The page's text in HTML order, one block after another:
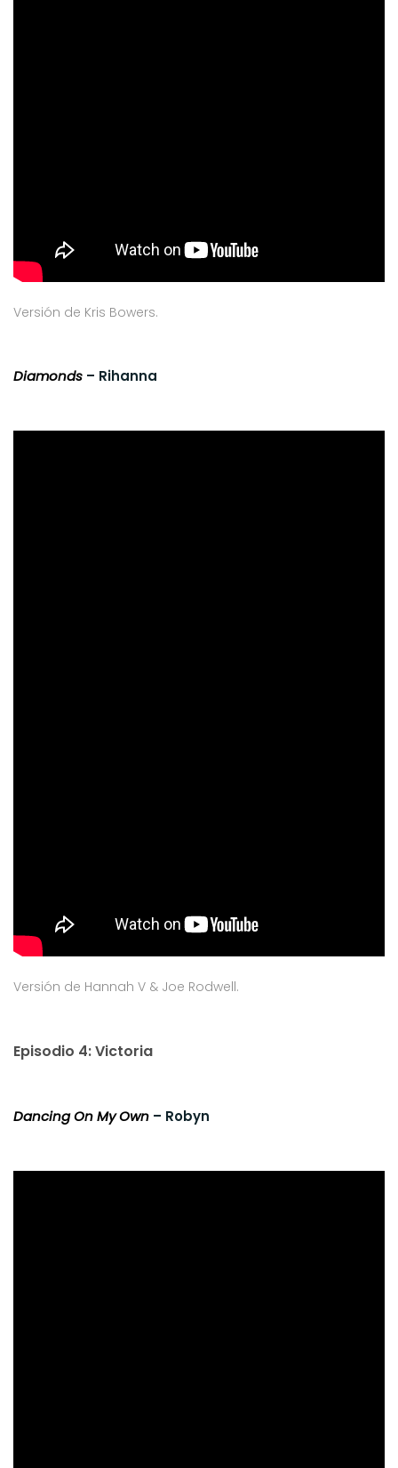
Versión de Kris Bowers.
Diamonds – Rihanna
Versión de Hannah V & Joe Rodwell.
Episodio 4: Victoria
Dancing On My Own – Robyn